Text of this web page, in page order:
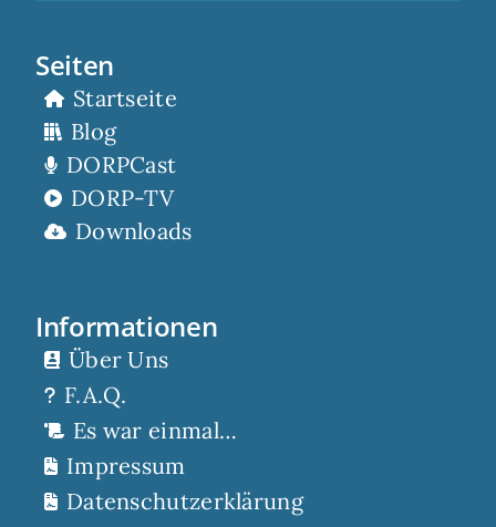
Seiten
Startseite
Blog
DORPCast
DORP-TV
Downloads
Informationen
Über Uns
F.A.Q.
Es war einmal…
Impressum
Datenschutzerklärung